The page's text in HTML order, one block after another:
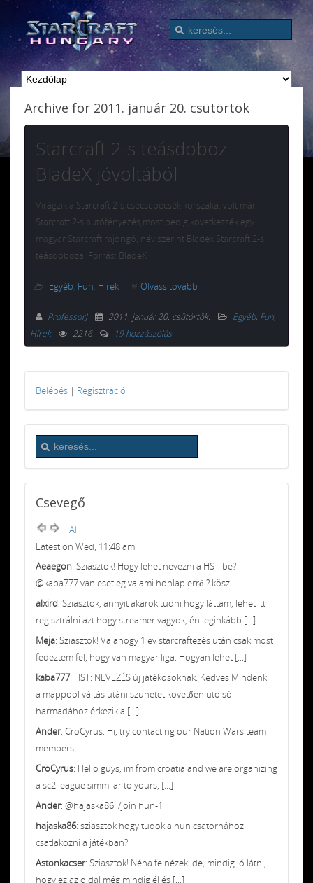
Archive for 2011. január 20. csütörtök
Starcraft 2-s teásdoboz
BladeX jóvoltából
Virágzik a Starcraft 2-s csecsebecsék korszaka, volt már
Starcraft 2-s autófényezés,most pedig következzék egy
magyar Starcraft rajongó, név szerint Bladex Starcraft 2-s
teásdoboza. Forrás: BladeX
Egyéb, Fun, Hírek Olvass tovább
ProfessorJ 2011. január 20. csütörtök. Egyéb, Fun,
Hírek
2216 19 hozzászólás
Belépés | Regisztráció
Csevegő
All
Latest on Wed, 11:48 am
Aeaegon: Sziasztok! Hogy lehet nevezni a HST-be?
@kaba777 van esetleg valami honlap erről? köszi!
alxird: Sziasztok, annyit akarok tudni hogy láttam, lehet itt
regisztrálni azt hogy streamer vagyok, én leginkább [...]
Meja: Sziasztok! Valahogy 1 év starcraftezés után csak most
fedeztem fel, hogy van magyar liga. Hogyan lehet [...]
kaba777: HST: NEVEZÉS új játékosoknak. Kedves Mindenki!
a mappool váltás utáni szünetet követően utolsó
harmadához érkezik a [...]
Ander: CroCyrus: Hi, try contacting our Nation Wars team
members.
CroCyrus: Hello guys, im from croatia and we are organizing
a sc2 league simmilar to yours, [...]
Ander: @hajaska86: /join hun-1
hajaska86: sziasztok hogy tudok a hun csatornához
csatlakozni a játékban?
Astonkacser: Sziasztok! Néha felnézek ide, mindig jó látni,
hogy ez az oldal még mindig él és [...]